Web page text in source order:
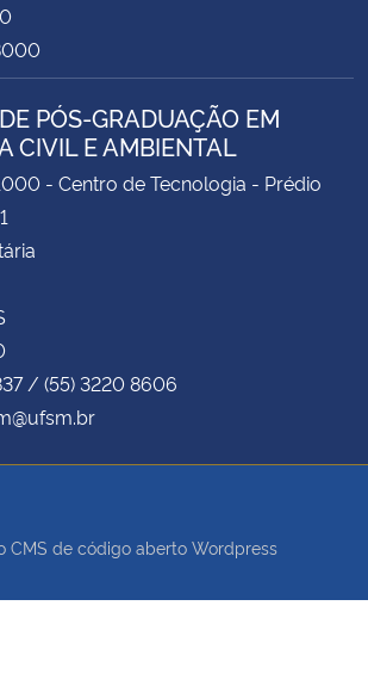
PÓS-GRADUAÇÃO EM
CIVIL E AMBIENTAL
- Centro de Tecnologia - Prédio
/ (55) 3220 8606
CMS de código aberto Wordpress